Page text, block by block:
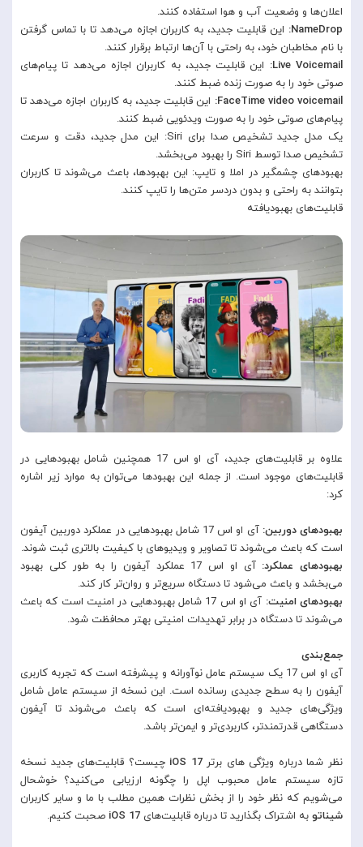
اعلان‌ها و وضعیت آب و هوا استفاده کنند.
NameDrop: این قابلیت جدید، به کاربران اجازه می‌دهد تا با تماس گرفتن
با نام مخاطبان خود، به راحتی با آن‌ها ارتباط برقرار کنند.
Live Voicemail: این قابلیت جدید، به کاربران اجازه می‌دهد تا پیام‌های
صوتی خود را به صورت زنده ضبط کنند.
FaceTime video voicemail: این قابلیت جدید، به کاربران اجازه می‌دهد تا
پیام‌های صوتی خود را به صورت ویدئویی ضبط کنند.
یک مدل جدید تشخیص صدا برای Siri: این مدل جدید، دقت و سرعت
تشخیص صدا توسط Siri را بهبود می‌بخشد.
بهبودهای چشمگیر در املا و تایپ: این بهبودها، باعث می‌شوند تا کاربران
بتوانند به راحتی و بدون دردسر متن‌ها را تایپ کنند.
قابلیت‌های بهبودیافته
علاوه بر قابلیت‌های جدید، آی او اس 17 همچنین شامل بهبودهایی در
قابلیت‌های موجود است. از جمله این بهبودها می‌توان به موارد زیر اشاره
کرد:
بهبودهای دوربین:
آی او اس 17 شامل بهبودهایی در عملکرد دوربین آیفون
است که باعث می‌شوند تا تصاویر و ویدیوهای با کیفیت بالاتری ثبت شوند.
بهبودهای عملکرد:
آی او اس 17 عملکرد آیفون را به طور کلی بهبود
می‌بخشد و باعث می‌شود تا دستگاه سریع‌تر و روان‌تر کار کند.
بهبودهای امنیت:
آی او اس 17 شامل بهبودهایی در امنیت است که باعث
می‌شوند تا دستگاه در برابر تهدیدات امنیتی بهتر محافظت شود.
جمع‌بندی
آی او اس 17 یک سیستم عامل نوآورانه و پیشرفته است که تجربه کاربری
آیفون را به سطح جدیدی رسانده است. این نسخه از سیستم عامل شامل
ویژگی‌های جدید و بهبودیافته‌ای است که باعث می‌شوند تا آیفون
دستگاهی قدرتمندتر، کاربردی‌تر و ایمن‌تر باشد.
نظر شما درباره ویژگی های برترiOS 17 چیست؟ قابلیت‌های جدید نسخه
تازه سیستم عامل محبوب اپل را چگونه ارزیابی می‌کنید؟ خوشحال
می‌شویم که نظر خود را از بخش نظرات همین مطلب با ما و سایر کاربران
شیناتو به اشتراک بگذارید تا درباره قابلیت‌های iOS 17 صحبت کنیم.